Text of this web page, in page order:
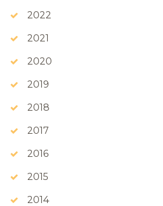
2022
2021
2020
2019
2018
2017
2016
2015
2014